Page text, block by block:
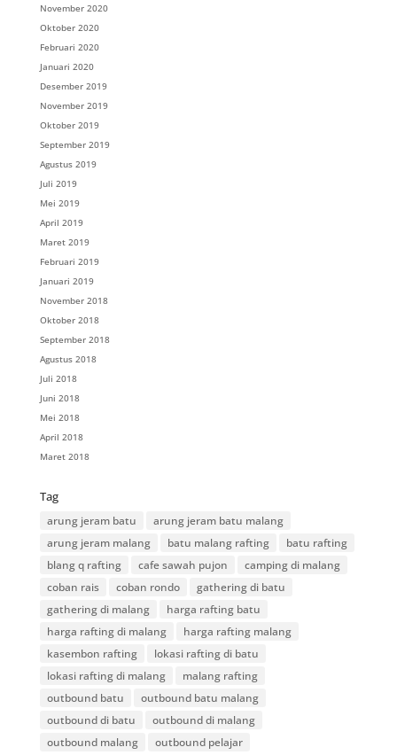
November 2020
Oktober 2020
Februari 2020
Januari 2020
Desember 2019
November 2019
Oktober 2019
September 2019
Agustus 2019
Juli 2019
Mei 2019
April 2019
Maret 2019
Februari 2019
Januari 2019
November 2018
Oktober 2018
September 2018
Agustus 2018
Juli 2018
Juni 2018
Mei 2018
April 2018
Maret 2018
Tag
arung jeram batu
arung jeram batu malang
arung jeram malang
batu malang rafting
batu rafting
blang q rafting
cafe sawah pujon
camping di malang
coban rais
coban rondo
gathering di batu
gathering di malang
harga rafting batu
harga rafting di malang
harga rafting malang
kasembon rafting
lokasi rafting di batu
lokasi rafting di malang
malang rafting
outbound batu
outbound batu malang
outbound di batu
outbound di malang
outbound malang
outbound pelajar